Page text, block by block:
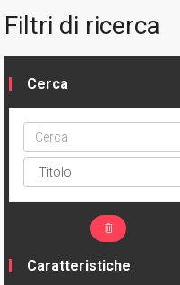
Filtri di ricerca
Cerca
Cerca
ptype
Caratteristiche